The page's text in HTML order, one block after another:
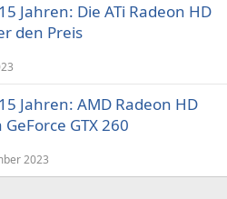
Jahren: Die ATi Radeon HD
den Preis
Jahren: AMD Radeon HD
GTX 260
2023